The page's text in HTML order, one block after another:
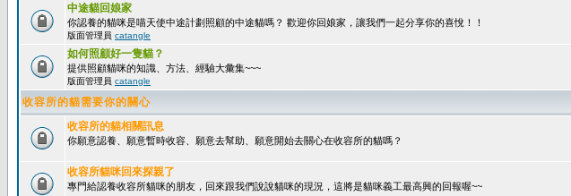
中途貓回娘家
你認養的貓咪是喵天使中途計劃照顧的中途貓嗎？ 歡迎你回娘家，讓我們一起分享你的喜悅！！
版面管理員 catangle
如何照顧好一隻貓？
提供照顧貓咪的知識、方法、經驗大彙集~~~
版面管理員 catangle
收容所的貓需要你的關心
收容所的貓相關訊息
你願意認養、願意暫時收容、願意去幫助、願意開始去關心在收容所的貓嗎？
收容所貓咪回來探親了
專門給認養收容所貓咪的朋友，回來跟我們說說貓咪的現況，這將是貓咪義工最高興的回報喔~~